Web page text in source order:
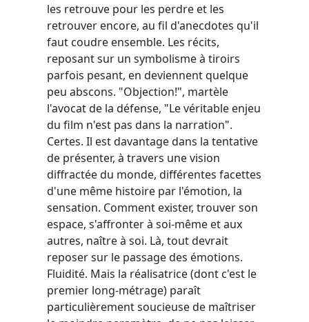
les retrouve pour les perdre et les
retrouver encore, au fil d'anecdotes qu'il
faut coudre ensemble. Les récits,
reposant sur un symbolisme à tiroirs
parfois pesant, en deviennent quelque
peu abscons. "Objection!", martèle
l'avocat de la défense, "Le véritable enjeu
du film n'est pas dans la narration".
Certes. Il est davantage dans la tentative
de présenter, à travers une vision
diffractée du monde, différentes facettes
d'une même histoire par l'émotion, la
sensation. Comment exister, trouver son
espace, s'affronter à soi-même et aux
autres, naître à soi. Là, tout devrait
reposer sur le passage des émotions.
Fluidité. Mais la réalisatrice (dont c'est le
premier long-métrage) paraît
particulièrement soucieuse de maîtriser